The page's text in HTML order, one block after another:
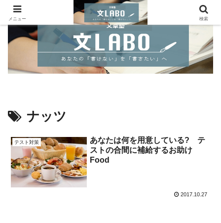
ナッツ
テスト対策
あなたは何を用意している? テ
ストの合間に補給するお助け
Food
2017.10.27
メニュー 検索